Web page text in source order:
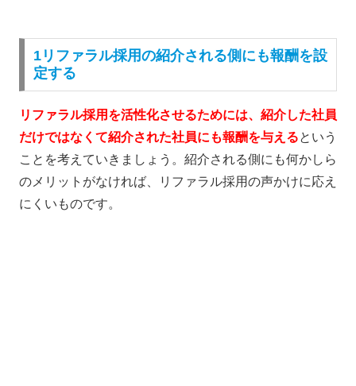
1リファラル採用の紹介される側にも報酬を設
定する
リファラル採用を活性化させるためには、 紹介した社員
だけではなくて紹介された社員にも報酬を与えるという
こと を考えていきましょう。紹介される側にも何かしら
のメリットがなければ、リファラル採用の声かけに応え
にくいものです。